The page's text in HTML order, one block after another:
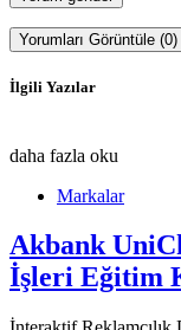
Yorumları Görüntüle (0)
İlgili Yazılar
daha fazla oku
Markalar
Akbank
İşleri Eğitim